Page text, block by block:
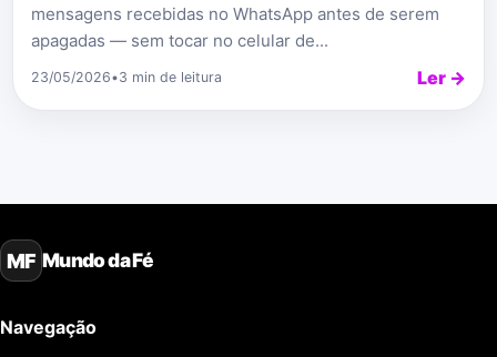
mensagens recebidas no WhatsApp antes de serem
apagadas — sem tocar no celular de...
23/05/2026•3 min de leitura Ler →
MF Mundo da Fé
Navegação